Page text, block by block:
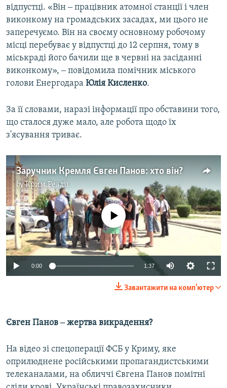
відпустці. «Він ‒ працівник атомної станції і член
виконкому на громадських засадах, ми цього не
заперечуємо. Він на своєму основному робочому
місці перебуває у відпустці до 12 серпня, тому в
міськраді його бачили ще в червні на засіданні
виконкому», ‒ повідомила помічник міського
голови Енергодара Юлія Кисленко.
За її словами, наразі інформації про обставини того,
що сталося дуже мало, але робота щодо їх
з'ясування триває.
Заручник Кремля Євген Панов: хто він?
byКрим.Реалії
No media source currently available
0:00 1:37
Завантажити на комп'ютер
Євген Панов ‒ жертва викрадення?
На відео зі спецоперації ФСБ у Криму, яке
оприлюднене російськими пропагандистськими
телеканалами, на обличчі Євгена Панов помітні